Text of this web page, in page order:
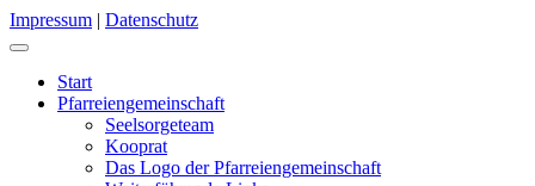
Impressum | Datenschutz
Start
Pfarreiengemeinschaft
Seelsorgeteam
Kooprat
Das Logo der Pfarreiengemeinschaft